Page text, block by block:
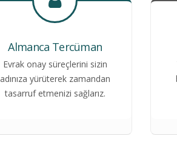
Almanca Tercüman
Evrak onay süreçlerini sizin
adınıza yürüterek zamandan
tasarruf etmenizi sağlarız.